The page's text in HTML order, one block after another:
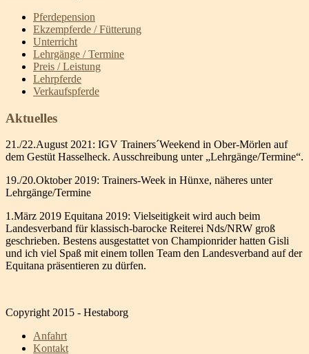
Pferdepension
Ekzempferde / Fütterung
Unterricht
Lehrgänge / Termine
Preis / Leistung
Lehrpferde
Verkaufspferde
Aktuelles
21./22.August 2021: IGV Trainers´Weekend in Ober-Mörlen auf
dem Gestüt Hasselheck. Ausschreibung unter „Lehrgänge/Termine“.
19./20.Oktober 2019: Trainers-Week in Hünxe, näheres unter
Lehrgänge/Termine
1.März 2019 Equitana 2019: Vielseitigkeit wird auch beim
Landesverband für klassisch-barocke Reiterei Nds/NRW groß
geschrieben. Bestens ausgestattet von Championrider hatten Gisli
und ich viel Spaß mit einem tollen Team den Landesverband auf der
Equitana präsentieren zu dürfen.
Copyright 2015 - Hestaborg
Anfahrt
Kontakt